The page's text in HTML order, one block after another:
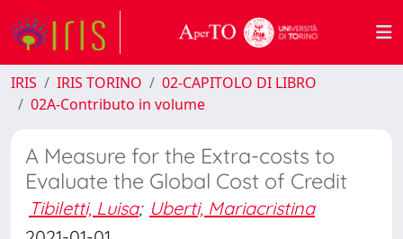
IRIS IRIS TORINO
02-CAPITOLO DI LIBRO
02A-Contributo in volume
A Measure for the Extra-costs to
Evaluate the Global Cost of Credit
Tibiletti, Luisa; Uberti, Mariacristina